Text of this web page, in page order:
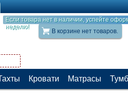
Если товара нет в наличии, успейте
неделю!
В корзине нет товаров.
Кровати Матрасы